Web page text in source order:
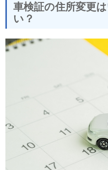
車検証の住所変更
い？